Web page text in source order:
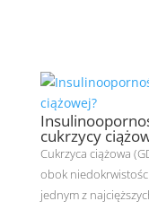
cukrzycy
Cukrzyca ciążowa
obok
jednym z